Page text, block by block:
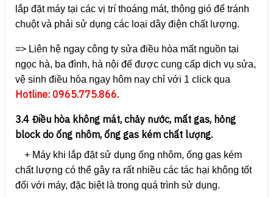
lắp đặt máy tại các vị trí thoáng mát, thông gió để tránh
chuột và phải sử dụng các loại dây điện chất lượng.
=> Liên hệ ngay công ty sửa điều hòa mất nguồn tại
ngọc hà, ba đình, hà nội để được cung cấp dịch vụ sửa,
vệ sinh điều hòa ngay hôm nay chỉ với 1 click qua
Hotline: 0965.775.866.
3.4 Điều hòa không mát, chảy nước, mất gas, hỏng
block do ống nhôm, ống gas kém chất lượng.
+ Máy khi lắp đặt sử dụng ống nhôm, ống gas kém
chất lượng có thể gây ra rất nhiều các tác hại không tốt
đối với máy, đặc biệt là trong quá trình sử dụng.